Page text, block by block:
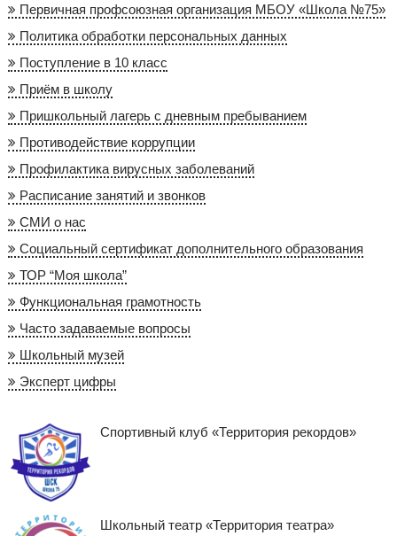
Первичная профсоюзная организация МБОУ «Школа №75»
Политика обработки персональных данных
Поступление в 10 класс
Приём в школу
Пришкольный лагерь с дневным пребыванием
Противодействие коррупции
Профилактика вирусных заболеваний
Расписание занятий и звонков
СМИ о нас
Социальный сертификат дополнительного образования
ТОР “Моя школа”
Функциональная грамотность
Часто задаваемые вопросы
Школьный музей
Эксперт цифры
Спортивный клуб «Территория рекордов»
Школьный театр «Территория театра»